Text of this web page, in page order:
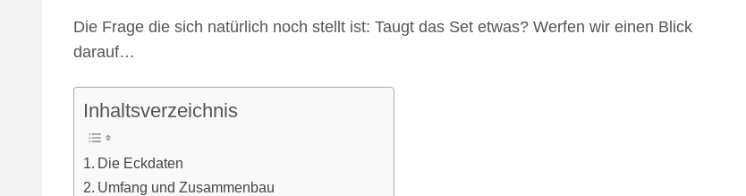
Die Frage die sich natürlich noch stellt ist: Taugt das Set etwas? Werfen wir einen Blick
darauf…
Inhaltsverzeichnis
Die Eckdaten
Umfang und Zusammenbau